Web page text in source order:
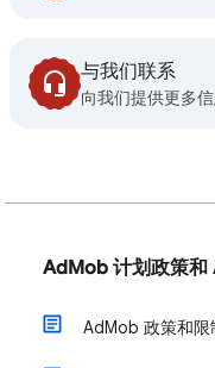
与我们联系
向我们提供更多
AdMob 计划政策和
AdMob 政策和限